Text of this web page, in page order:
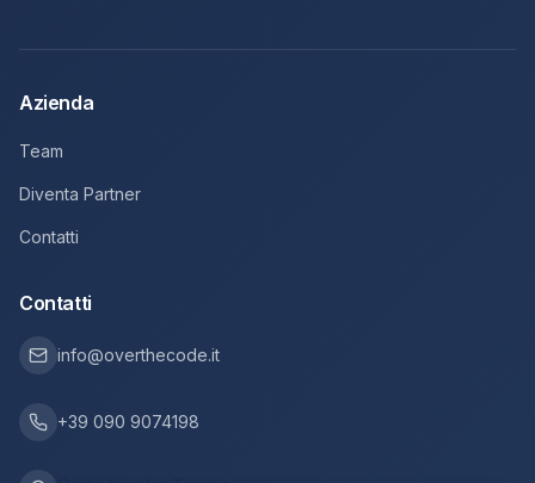
Azienda
Team
Diventa Partner
Contatti
Contatti
info@overthecode.it
+39 090 9074198